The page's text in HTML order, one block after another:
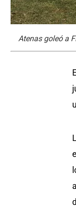
Atenas goleó a